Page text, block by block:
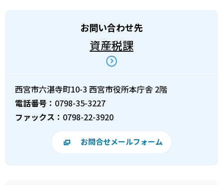
お問い合わせ先
資産税課
西宮市六湛寺町10-3 西宮市役所本庁舎 2階
電話番号： 0798-35-3227
ファックス： 0798-22-3920
お問合せメールフォーム